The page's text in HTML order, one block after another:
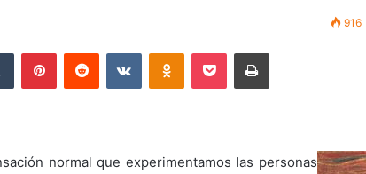
916
Tumblr PinterestReddit VKontakteOdnoklassniki
Pocket Imprimir
normal que experimentamos las personas